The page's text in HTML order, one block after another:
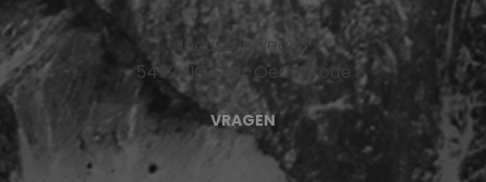
Industrieweg 13
5492 NG Sint-Oedenrode
VRAGEN